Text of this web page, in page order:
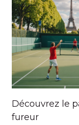
Découvrez le
fureur